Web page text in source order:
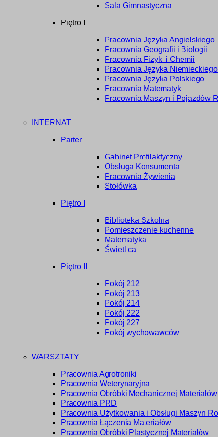
Sala Gimnastyczna
Piętro I
Pracownia Języka Angielskiego
Pracownia Geografii i Biologii
Pracownia Fizyki i Chemii
Pracownia Języka Niemieckiego
Pracownia Języka Polskiego
Pracownia Matematyki
Pracownia Maszyn i Pojazdów
INTERNAT
Parter
Gabinet Profilaktyczny
Obsługa Konsumenta
Pracownia Żywienia
Stołówka
Piętro I
Biblioteka Szkolna
Pomieszczenie kuchenne
Matematyka
Świetlica
Piętro II
Pokój 212
Pokój 213
Pokój 214
Pokój 222
Pokój 227
Pokój wychowawców
WARSZTATY
Pracownia Agrotroniki
Pracownia Weterynaryjna
Pracownia Obróbki Mechanicznej Materiałów
Pracownia PRD
Pracownia Użytkowania i Obsługi Maszyn
Pracownia Łączenia Materiałów
Pracownia Obróbki Plastycznej Materiałów